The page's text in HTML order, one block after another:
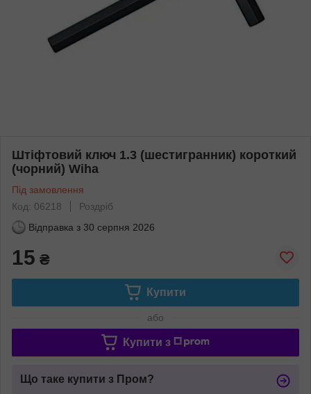
Штіфтовий ключ 1.3 (шестигранник) короткий
(чорний) Wiha
Під замовлення
Код: 06218
Роздріб
Відправка з 30 серпня 2026
15 ₴
Купити
або
Купити з
Що таке купити з Пром?